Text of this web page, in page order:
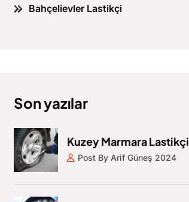
Bahçelievler Lastikçi
Son yazılar
Kuzey Marmara Lastikçi
Post By Arif Güneş 2024